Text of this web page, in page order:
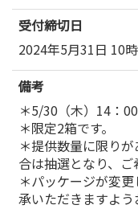
受付締切日
2024年5月31日 10
備考
＊5/30（木）14：
＊限定2箱です。
＊提供数量に限り
合は抽選となり、ご
＊パッケージが変
承いただきますよう